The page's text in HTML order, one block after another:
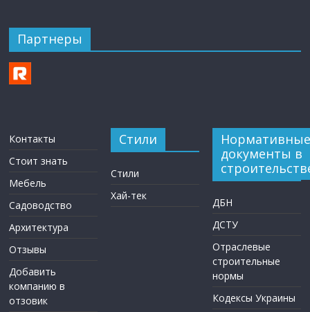
Партнеры
Контакты
Стоит знать
Мебель
Садоводство
Архитектура
Отзывы
Добавить
компанию в
отзовик
Стили
Стили
Хай-тек
Нормативные
документы в
ДБН
ДСТУ
Отраслевые
строительные
нормы
Кодексы Украины